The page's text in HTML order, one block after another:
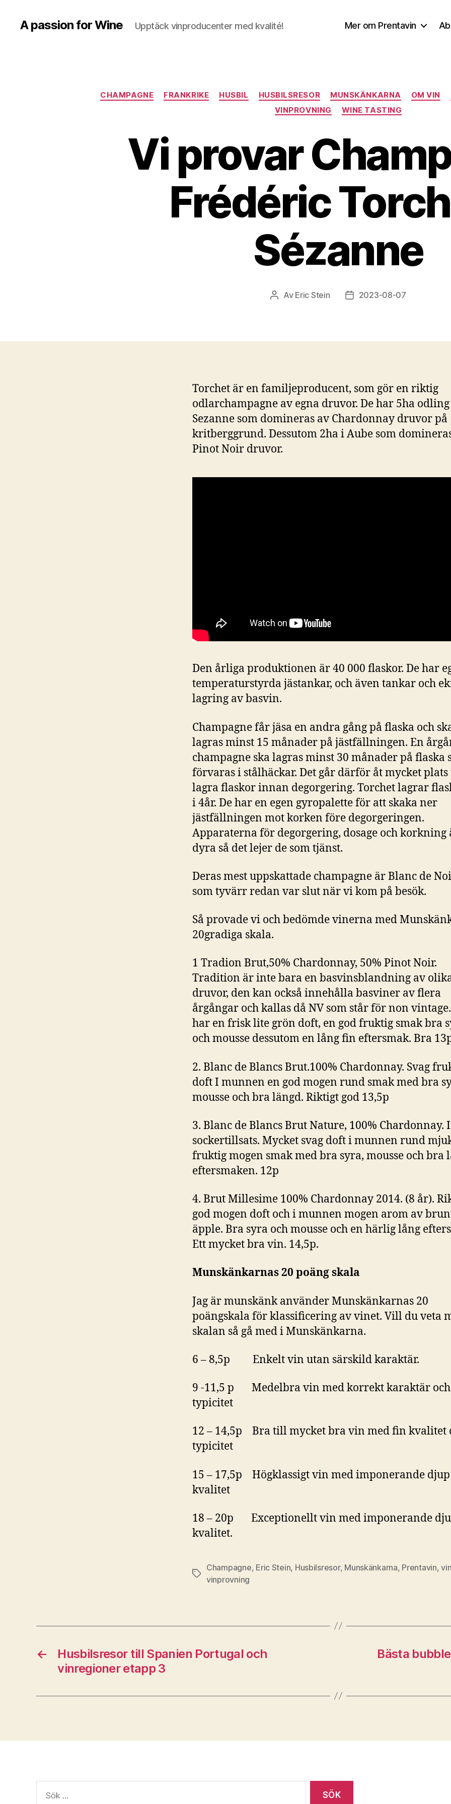
A passion for Wine Upptäck vinproducenter med kvalité! Mer om Prentavin
Kategorier
CHAMPAGNE FRANKRIKE HUSBIL HUSBILSRESOR MUNSKÄNKARNA OM VIN
VINPROVNING
WINE TASTING
Vi provar
Frédéric
Sézanne
Inläggsförfattare
Av Eric Stein Inläggsdatum
2023-08-07
Torchet är en familjeproducent, som gör en riktig
odlarchampagne av egna druvor. De har 5ha
Sezanne som domineras av Chardonnay druvor på
kritberggrund. Dessutom 2ha i Aube som
Pinot Noir druvor.
Den årliga produktionen är 40 000 flaskor. De har
temperaturstyrda jästankar, och även tankar och
lagring av basvin.
Champagne får jäsa en andra gång på flaska och
lagras minst 15 månader på jästfällningen. En
champagne ska lagras minst 30 månader på flaska
förvaras i stålhäckar. Det går därför åt mycket
lagra flaskor innan degorgering. Torchet lagrar
i 4år. De har en egen gyropalette för att skaka ner
jästfällningen mot korken före degorgeringen.
Apparaterna för degorgering, dosage och korkning
dyra så det lejer de som tjänst.
Deras mest uppskattade champagne är Blanc de
som tyvärr redan var slut när vi kom på besök.
Så provade vi och bedömde vinerna med
20gradiga skala.
1 Tradion Brut,50% Chardonnay, 50% Pinot Noir.
Tradition är inte bara en basvinsblandning av
druvor, den kan också innehålla basviner av flera
årgångar och kallas då NV som står för non
har en frisk lite grön doft, en god fruktig smak bra
och mousse dessutom en lång fin eftersmak. Bra
2. Blanc de Blancs Brut.100% Chardonnay. Svag
doft I munnen en god mogen rund smak med bra
mousse och bra längd. Riktigt god 13,5p
3. Blanc de Blancs Brut Nature, 100% Chardonnay.
sockertillsats. Mycket svag doft i munnen rund
fruktig mogen smak med bra syra, mousse och bra
eftersmaken. 12p
4. Brut Millesime 100% Chardonnay 2014. (8 år).
god mogen doft och i munnen mogen arom av
äpple. Bra syra och mousse och en härlig lång
Ett mycket bra vin. 14,5p.
Munskänkarnas 20 poäng skala
Jag är munskänk använder Munskänkarnas 20
poängskala för klassificering av vinet. Vill du veta
skalan så gå med i Munskänkarna.
6 – 8,5p Enkelt vin utan särskild karaktär.
9 -11,5 p Medelbra vin med korrekt karaktär och
typicitet
12 – 14,5p Bra till mycket bra vin med fin kvalitet
typicitet
15 – 17,5p Högklassigt vin med imponerande
kvalitet
18 – 20p Exceptionellt vin med imponerande
kvalitet.
Etiketter
Champagne, Eric Stein, Husbilsresor, Munskänkarna, Prentavin,
vinprovning
←
Husbilsresor till Spanien Portugal och
vinregioner etapp 3
Bästa
efter: